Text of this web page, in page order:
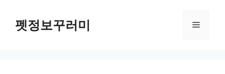
펫정보꾸러미 메